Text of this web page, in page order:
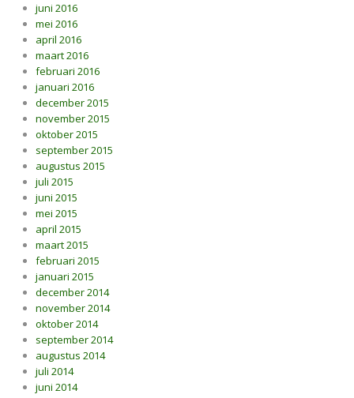
juni 2016
mei 2016
april 2016
maart 2016
februari 2016
januari 2016
december 2015
november 2015
oktober 2015
september 2015
augustus 2015
juli 2015
juni 2015
mei 2015
april 2015
maart 2015
februari 2015
januari 2015
december 2014
november 2014
oktober 2014
september 2014
augustus 2014
juli 2014
juni 2014